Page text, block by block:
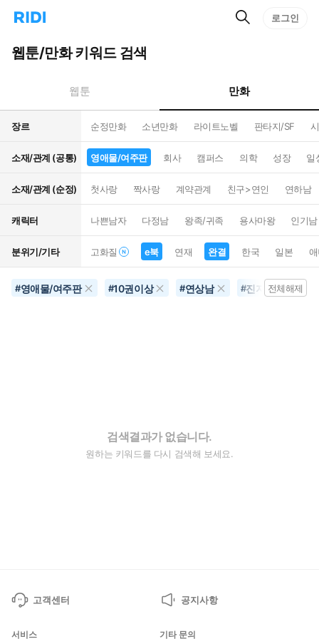
리
홈
으
턴
트
검
로그인
웹툰/만화 키워드 검색
웹툰 만화
장르 순정만화 소년만화 라이트노벨 판타지/SF
소재/관계 (공통) 영애물/여주판 회사 캠퍼스 의학 성장 일
소재/관계 (순정) 첫사랑 짝사랑 계약관계 친구>연인 연하남
캐릭터 나쁜남자 다정남 왕족/귀족 용사마왕 인기남
분위기/기타 고화질 e북 연재 완결 한국 일본
#영애물/여주판 #10권이상 #연상남 #진지함 #
전체해제
검색결과가 없습니다.
원하는 키워드를 다시 검색해 보세요.
고객센터 공지사항
서비스 기타 문의